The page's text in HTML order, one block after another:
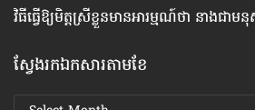
វិធី​ធ្វើ​ឱ្យ​មិត្ត​ស្រី​ខ្លួន​មាន​អារម្មណ៍​ថា នាង​ជា​
ស្វែងរកឯកសារតាមខែ
ស្វែងរក